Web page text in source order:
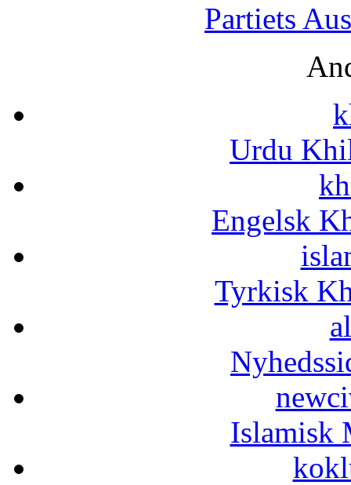
Partiets
Urdu
Engelsk
Tyrkisk
Islamisk